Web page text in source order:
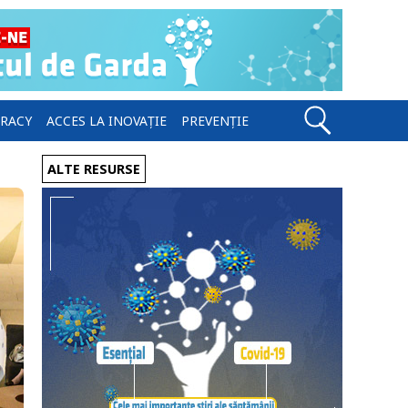
ACCES LA INOVAȚIE PREVENȚIE
ALTE RESURSE